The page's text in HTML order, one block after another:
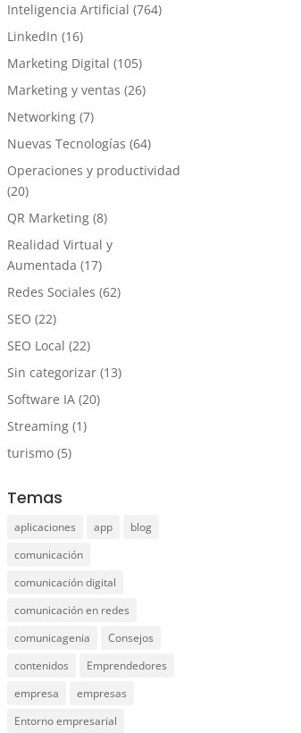
Inteligencia Artificial (764)
LinkedIn (16)
Marketing Digital (105)
Marketing y ventas (26)
Networking (7)
Nuevas Tecnologías (64)
Operaciones y productividad
(20)
QR Marketing (8)
Realidad Virtual y
Aumentada (17)
Redes Sociales (62)
SEO (22)
SEO Local (22)
Sin categorizar (13)
Software IA (20)
Streaming (1)
turismo (5)
Temas
aplicaciones app
blog
comunicación
comunicación digital
comunicación en redes
comunicagenia
Consejos
contenidos
Emprendedores
empresa
empresas
Entorno empresarial